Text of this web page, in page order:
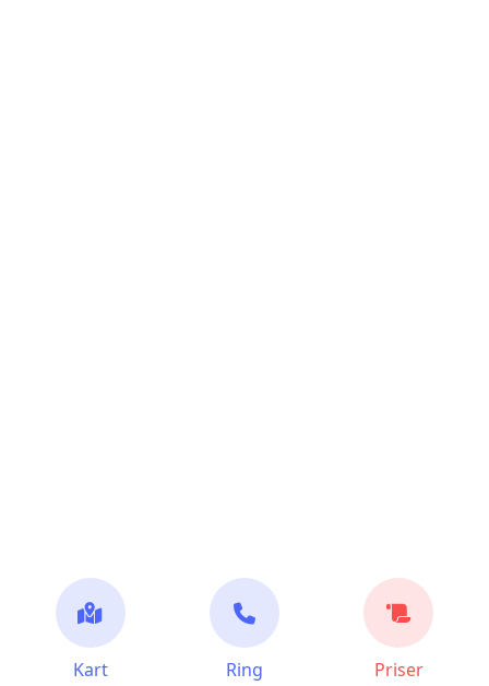
Kart Ring Priser